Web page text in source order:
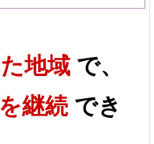
地域 で、
継続でき